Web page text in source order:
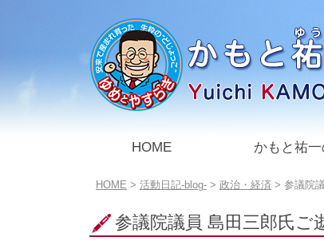
HOME かもと祐一
こ
ペ
ー
HOME > 活動日記-blog- > 政治・経済 > 参議院
参議院議員 島田三郎氏ご